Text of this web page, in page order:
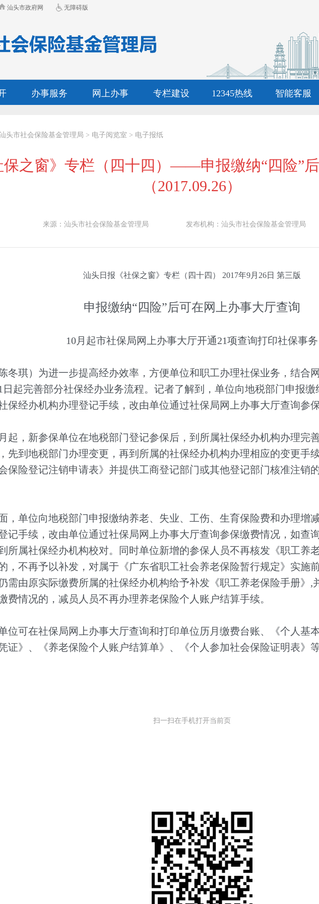
汕头市政府网 无障碍版
办事服务 网上办事 专栏建设 12345热线 智能客服
头市社会保险基金管理局 > 电子阅览室 > 电子报纸
保之窗》专栏（四十四）——申报缴纳“四险”
（2017.09.26）
来源：汕头市社会保险基金管理局 发布机构：汕头市社会保险基金管理局
汕头日报《社保之窗》专栏（四十四） 2017年9月26日 第三版
申报缴纳“四险”后可在网上办事大厅查询
10月起市社保局网上办事大厅开通21项查询打印社保事务
冬琪）为进一步提高经办效率，方便单位和职工办理社保业务，结合
日起完善部分社保经办业务流程。记者了解到，单位向地税部门申报
保经办机构办理登记手续，改由单位通过社保局网上办事大厅查询参保
起，新参保单位在地税部门登记参保后，到所属社保经办机构办理完
先到地税部门办理变更，再到所属的社保经办机构办理相应的变更手
保险登记注销申请表》并提供工商登记部门或其他登记部门核准注销
，单位向地税部门申报缴纳养老、失业、工伤、生育保险费和办理增
记手续，改由单位通过社保局网上办事大厅查询参保缴费情况，如查
所属社保经办机构校对。同时单位新增的参保人员不再核发《职工养
，不再予以补发，对属于《广东省职工社会养老保险暂行规定》实施
需由原实际缴费所属的社保经办机构给予补发《职工养老保险手册》,
费情况的，减员人员不再办理养老保险个人账户结算手续。
位可在社保局网上办事大厅查询和打印单位历月缴费台账、《个人基
证》、《养老保险个人账户结算单》、《个人参加社会保险证明表》等
扫一扫在手机打开当前页